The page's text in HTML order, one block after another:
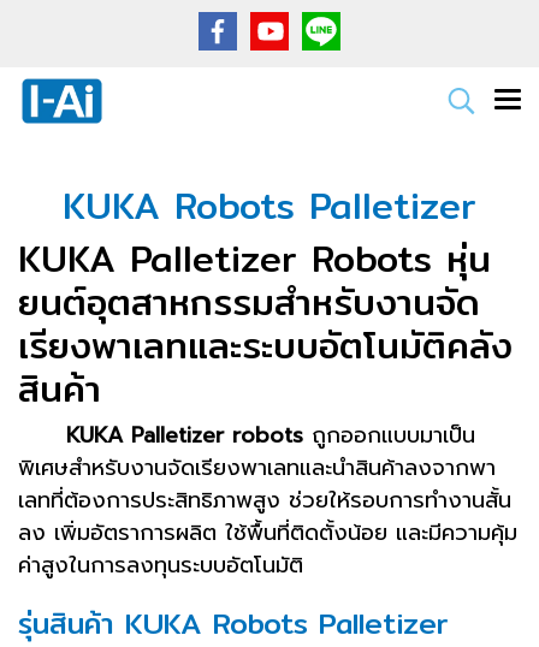
KUKA Robots Palletizer
KUKA Palletizer Robots หุ่น
ยนต์อุตสาหกรรมสำหรับงานจัด
เรียงพาเลทและระบบอัตโนมัติคลัง
สินค้า
KUKA Palletizer robots ถูกออกแบบมาเป็น
พิเศษสำหรับงานจัดเรียงพาเลทและนำสินค้าลงจากพา
เลทที่ต้องการประสิทธิภาพสูง ช่วยให้รอบการทำงานสั้น
ลง เพิ่มอัตราการผลิต ใช้พื้นที่ติดตั้งน้อย และมีความคุ้ม
ค่าสูงในการลงทุนระบบอัตโนมัติ
รุ่นสินค้า KUKA Robots Palletizer